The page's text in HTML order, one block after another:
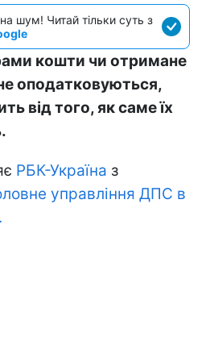
шум! Читай тільки суть з
кошти чи отримане
оподатковуються,
від того, як саме їх
РБК-Україна з
управління ДПС в